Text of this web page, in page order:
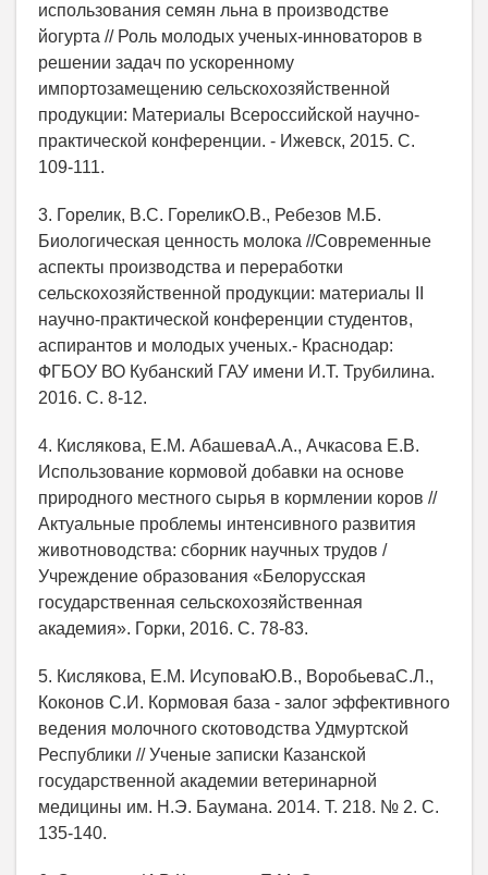
использования семян льна в производстве
йогурта // Роль молодых ученых-инноваторов в
решении задач по ускоренному
импортозамещению сельскохозяйственной
продукции: Материалы Всероссийской научно-
практической конференции. - Ижевск, 2015. С.
109-111.
3. Горелик, В.С. ГореликО.В., Ребезов М.Б.
Биологическая ценность молока //Современные
аспекты производства и переработки
сельскохозяйственной продукции: материалы II
научно-практической конференции студентов,
аспирантов и молодых ученых.- Краснодар:
ФГБОУ ВО Кубанский ГАУ имени И.Т. Трубилина.
2016. С. 8-12.
4. Кислякова, Е.М. АбашеваА.А., Ачкасова Е.В.
Использование кормовой добавки на основе
природного местного сырья в кормлении коров //
Актуальные проблемы интенсивного развития
животноводства: сборник научных трудов /
Учреждение образования «Белорусская
государственная сельскохозяйственная
академия». Горки, 2016. С. 78-83.
5. Кислякова, Е.М. ИсуповаЮ.В., ВоробьеваС.Л.,
Коконов С.И. Кормовая база - залог эффективного
ведения молочного скотоводства Удмуртской
Республики // Ученые записки Казанской
государственной академии ветеринарной
медицины им. Н.Э. Баумана. 2014. Т. 218. № 2. С.
135-140.